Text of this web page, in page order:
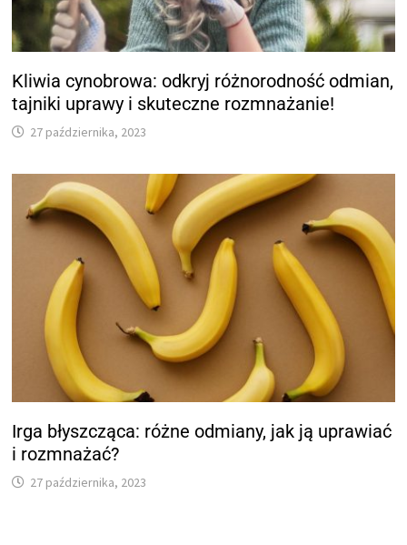
Kliwia cynobrowa: odkryj różnorodność odmian,
tajniki uprawy i skuteczne rozmnażanie!
27 października, 2023
Irga błyszcząca: różne odmiany, jak ją uprawiać
i rozmnażać?
27 października, 2023